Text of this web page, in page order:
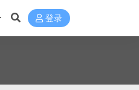
登录